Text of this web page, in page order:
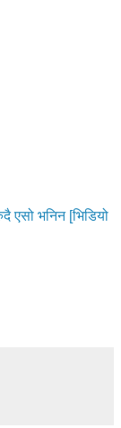
एसो भनिन [भिडियो